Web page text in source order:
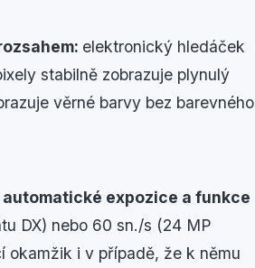
elektronický hledáček
stabilně zobrazuje plynulý
věrné barvy bez barevného
expozice a funkce
DX) nebo 60 sn./s (24 MP
okamžik i v případě, že k němu